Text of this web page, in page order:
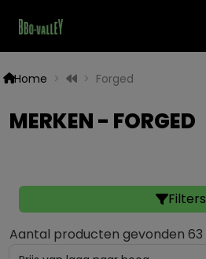
Home Forged
MERKEN - FORGED
Filters
Aantal producten gevonden 63